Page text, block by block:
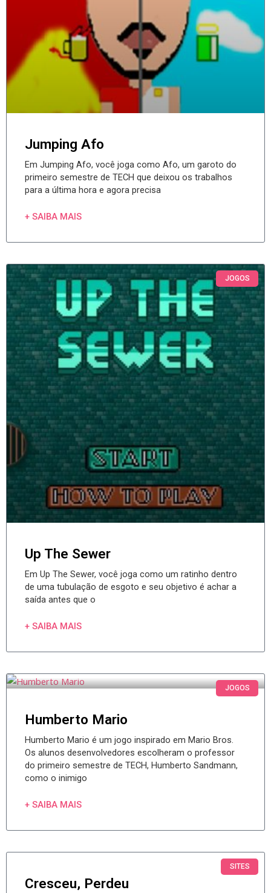
Jumping Afo
Em Jumping Afo, você joga como Afo, um garoto do
primeiro semestre de TECH que deixou os trabalhos
para a última hora e agora precisa
+ SAIBA MAIS
JOGOS
Up The Sewer
Em Up The Sewer, você joga como um ratinho dentro
de uma tubulação de esgoto e seu objetivo é achar a
saída antes que o
+ SAIBA MAIS
JOGOS
Humberto Mario
Humberto Mario é um jogo inspirado em Mario Bros.
Os alunos desenvolvedores escolheram o professor
do primeiro semestre de TECH, Humberto Sandmann,
como o inimigo
+ SAIBA MAIS
SITES
Cresceu, Perdeu